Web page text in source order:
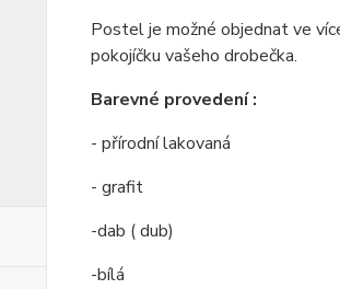
Postel je možné objednat ve
pokojíčku vašeho drobečka.
Barevné provedení :
- přírodní lakovaná
- grafit
-dab ( dub)
-bílá